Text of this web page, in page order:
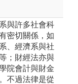
與許多社會科
密切關係，如
、經濟系與社
；財經法亦與
院會計與財金
不過法律是從